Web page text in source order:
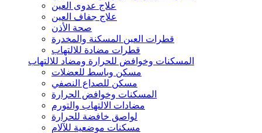
علاج عدوى العين
علاج جفاف العين
صحة الأذن
قطرات العين المسكنة والمخدرة
قطرات مضادة للالتهاب
المسكنات وخوافض للحرارة ومضاد للالتهاب
مسكن وباسط للعضلات
مسكن للصداع النصفي
المسكنات وخوافض الحرارة
مضادات الالتهاب والتورم
لواصق خافضة للحرارة
مسكنات موضعية للآلام